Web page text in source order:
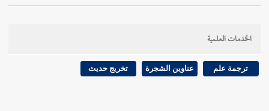
الخدمات العلمية
ترجمة علم عناوين الشجرة تخريج حديث